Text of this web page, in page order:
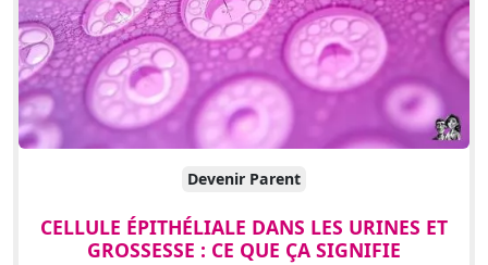
Devenir Parent
CELLULE ÉPITHÉLIALE DANS LES URINES ET
GROSSESSE : CE QUE ÇA SIGNIFIE